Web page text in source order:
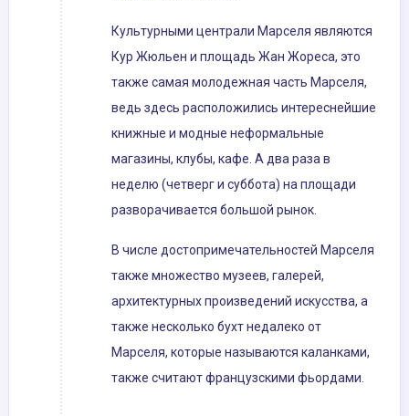
Культурными централи Марселя являются
Кур Жюльен и площадь Жан Жореса, это
также самая молодежная часть Марселя,
ведь здесь расположились интереснейшие
книжные и модные неформальные
магазины, клубы, кафе. А два раза в
неделю (четверг и суббота) на площади
разворачивается большой рынок.
В числе достопримечательностей Марселя
также множество музеев, галерей,
архитектурных произведений искусства, а
также несколько бухт недалеко от
Марселя, которые называются каланками,
также считают французскими фьордами.